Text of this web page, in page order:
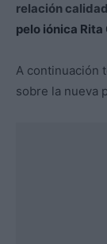
relación
pelo iónica Rita
A continuación
sobre la nueva